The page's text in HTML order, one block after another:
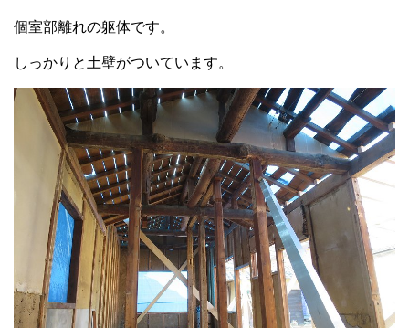
個室部離れの躯体です。
しっかりと土壁がついています。